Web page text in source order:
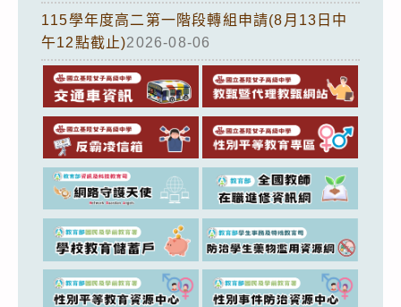
115學年度高二第一階段轉組申請(8月13日中
午12點截止)2026-08-06